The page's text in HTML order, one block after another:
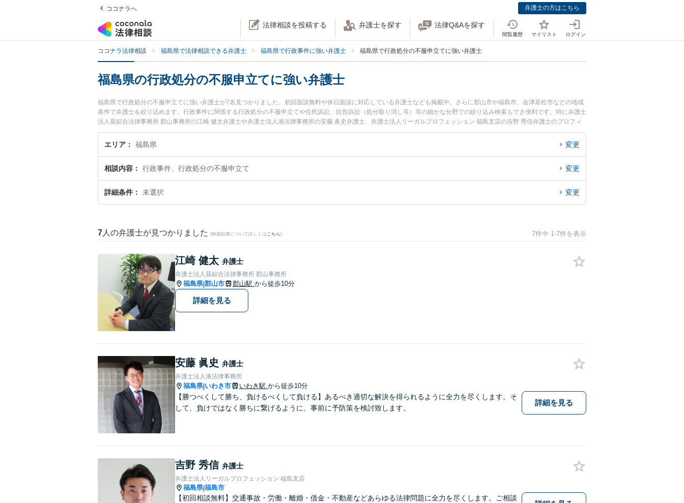
ココナラへ 弁護士の方はこちら
法律相談を投稿する 弁護士を探す 法律Q&Aを探す
閲覧履歴 マイリスト ログイン
ココナラ法律相談 福島県で法律相談できる弁護士 福島県で行政事件に強い弁護士 福島県で行政処分の不服申立てに強い弁護士
福島県の行政処分の不服申立てに強い弁護士
福島県で行政処分の不服申立てに強い弁護士が7名見つかりました。初回面談無料や休日面談に対応している弁護士なども掲載中。さらに郡山市や福島市、会津若松市などの地域
条件で弁護士を絞り込めます。行政事件に関係する行政処分の不服申立てや住民訴訟、抗告訴訟（処分取り消し等）等の細かな分野での絞り込み検索もでき便利です。特に弁護士
法人葵綜合法律事務所 郡山事務所の江崎 健太弁護士や弁護士法人湊法律事務所の安藤 眞史弁護士、弁護士法人リーガルプロフェッション 福島支店の吉野 秀信弁護士のプロフィ
ール情報や弁護士費用、強みなどが注目されています。『福島県で土日や夜間に発生した行政処分の不服申立てのトラブルを今すぐに弁護士に相談したい』『行政処分の不服申立
てのトラブル解決の実績豊富な近くの弁護士を検索したい』『初回相談無料で行政処分の不服申立てを法律相談できる福島県内の弁護士に相談予約したい』などでお困りの相談者
エリア 福島県 変更
相談内容 行政事件、行政処分の不服申立て 変更
詳細条件 未選択 変更
7 人の弁護士が見つかりました (検索結果について詳しくは こちら) 7件中 1-7件を表示
江崎 健太 弁護士
弁護士法人葵綜合法律事務所 郡山事務所
福島県|郡山市 郡山駅 から徒歩10分
詳細を見る
安藤 眞史 弁護士
弁護士法人湊法律事務所
福島県|いわき市 いわき駅 から徒歩10分
【勝つべくして勝ち、負けるべくして負ける】あるべき適切な解決を得られるように全力を尽くします。そ
して、負けではなく勝ちに繋げるように、事前に予防策を検討致します。
詳細を見る
吉野 秀信 弁護士
弁護士法人リーガルプロフェッション 福島支店
福島県|福島市
【初回相談無料】交通事故・労働・離婚・借金・不動産などあらゆる法律問題に全力を尽くします。ご相談